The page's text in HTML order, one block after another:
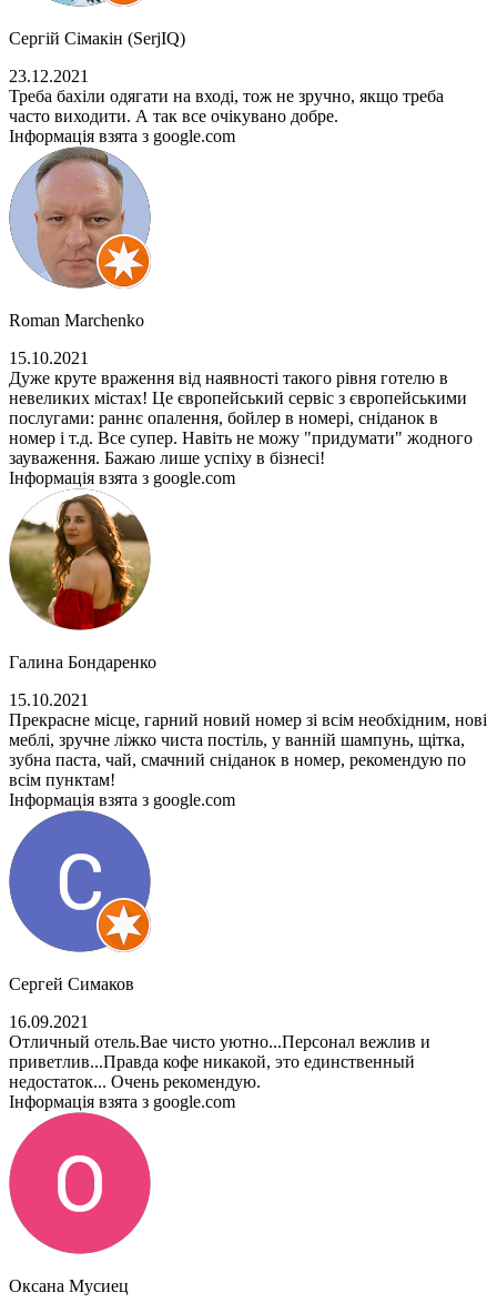
Сергій Сімакін (SerjIQ)
23.12.2021
Треба бахіли одягати на вході, тож не зручно, якщо треба
часто виходити. А так все очікувано добре.
Інформація взята з google.com
Roman Marchenko
15.10.2021
Дуже круте враження від наявності такого рівня готелю в
невеликих містах! Це європейський сервіс з європейськими
послугами: раннє опалення, бойлер в номері, сніданок в
номер і т.д. Все супер. Навіть не можу "придумати" жодного
зауваження. Бажаю лише успіху в бізнесі!
Інформація взята з google.com
Галина Бондаренко
15.10.2021
Прекрасне місце, гарний новий номер зі всім необхідним, нові
меблі, зручне ліжко чиста постіль, у ванній шампунь, щітка,
зубна паста, чай, смачний сніданок в номер, рекомендую по
всім пунктам!
Інформація взята з google.com
Сергей Симаков
16.09.2021
Отличный отель.Вае чисто уютно...Персонал вежлив и
приветлив...Правда кофе никакой, это единственный
недостаток... Очень рекомендую.
Інформація взята з google.com
Оксана Мусиец